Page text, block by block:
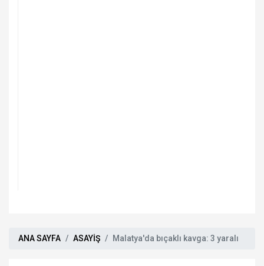
ANA SAYFA ASAYİŞ Malatya'da bıçaklı kavga: 3 yaralı